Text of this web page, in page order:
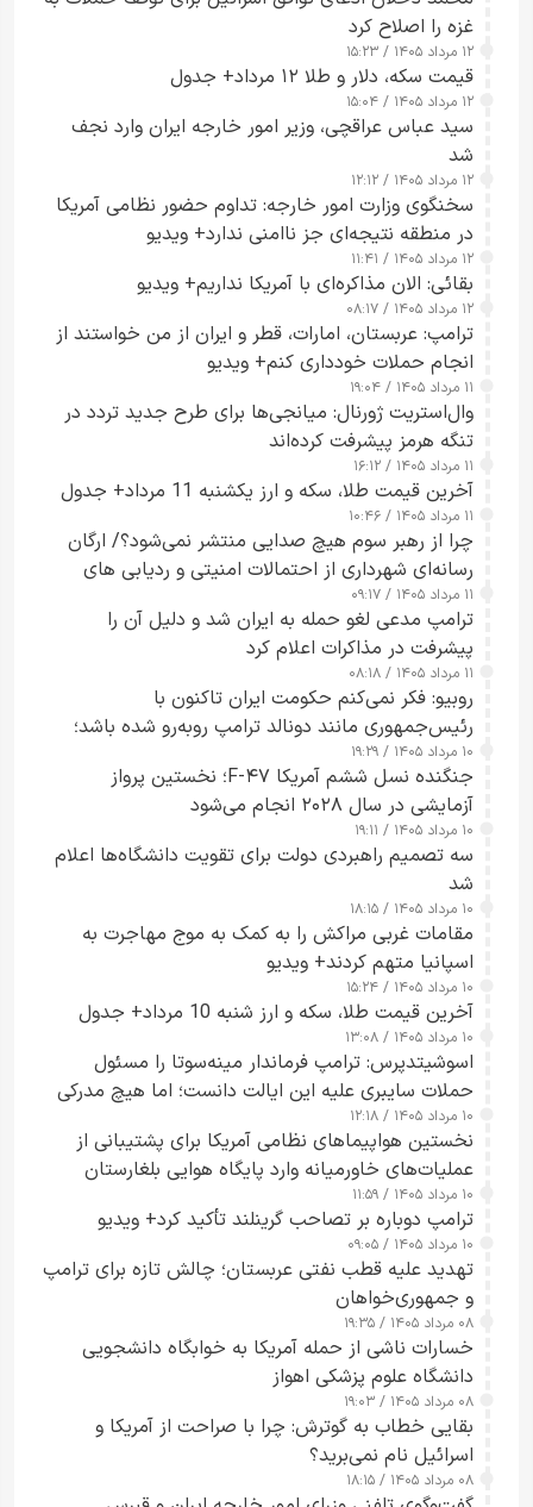
غزه را اصلاح کرد
۱۲ مرداد ۱۴۰۵ / ۱۵:۲۳
قیمت سکه، دلار و طلا ۱۲ مرداد+ جدول
۱۲ مرداد ۱۴۰۵ / ۱۵:۰۴
سید عباس عراقچی، وزیر امور خارجه ایران وارد نجف
شد
۱۲ مرداد ۱۴۰۵ / ۱۲:۱۲
سخنگوی وزارت امور خارجه: تداوم حضور نظامی آمریکا
در منطقه نتیجه‌ای جز ناامنی ندارد+ ویدیو
۱۲ مرداد ۱۴۰۵ / ۱۱:۴۱
بقائی: الان مذاکره‌ای با آمریکا نداریم+ ویدیو
۱۲ مرداد ۱۴۰۵ / ۰۸:۱۷
ترامپ: عربستان، امارات، قطر و ایران از من خواستند از
انجام حملات خودداری کنم+ ویدیو
۱۱ مرداد ۱۴۰۵ / ۱۹:۰۴
وال‌استریت ژورنال: میانجی‌ها برای طرح جدید تردد در
تنگه هرمز پیشرفت کرده‌اند
۱۱ مرداد ۱۴۰۵ / ۱۶:۱۲
آخرین قیمت طلا، سکه و ارز یکشنبه 11 مرداد+ جدول
۱۱ مرداد ۱۴۰۵ / ۱۰:۴۶
چرا از رهبر سوم هیچ صدایی منتشر نمی‌شود؟/ ارگان
رسانه‌ای شهرداری از احتمالات امنیتی و ردیابی های
جاسوسی گفت
۱۱ مرداد ۱۴۰۵ / ۰۹:۱۷
ترامپ مدعی لغو حمله به ایران شد و دلیل آن را
پیشرفت در مذاکرات اعلام کرد
۱۱ مرداد ۱۴۰۵ / ۰۸:۱۸
روبیو: فکر نمی‌کنم حکومت ایران تاکنون با
رئیس‌جمهوری مانند دونالد ترامپ روبه‌رو شده باشد؛
کسی که واقعاً دست به اقدام می‌زند
۱۰ مرداد ۱۴۰۵ / ۱۹:۲۹
جنگنده نسل ششم آمریکا F-۴۷؛ نخستین پرواز
آزمایشی در سال ۲۰۲۸ انجام می‌شود
۱۰ مرداد ۱۴۰۵ / ۱۹:۱۱
سه تصمیم راهبردی دولت برای تقویت دانشگاه‌ها اعلام
شد
۱۰ مرداد ۱۴۰۵ / ۱۸:۱۵
مقامات غربی مراکش را به کمک به موج مهاجرت به
اسپانیا متهم کردند+ ویدیو
۱۰ مرداد ۱۴۰۵ / ۱۵:۲۴
آخرین قیمت طلا، سکه و ارز شنبه 10 مرداد+ جدول
۱۰ مرداد ۱۴۰۵ / ۱۳:۰۸
اسوشیتدپرس: ترامپ فرماندار مینه‌سوتا را مسئول
حملات سایبری علیه این ایالت دانست؛ اما هیچ مدرکی
ارائه نکرد
۱۰ مرداد ۱۴۰۵ / ۱۲:۱۸
نخستین هواپیماهای نظامی آمریکا برای پشتیبانی از
عملیات‌های خاورمیانه وارد پایگاه هوایی بلغارستان
شدند
۱۰ مرداد ۱۴۰۵ / ۱۱:۵۹
ترامپ دوباره بر تصاحب گرینلند تأکید کرد+ ویدیو
۱۰ مرداد ۱۴۰۵ / ۰۹:۰۵
تهدید علیه قطب نفتی عربستان؛ چالش تازه برای ترامپ
و جمهوری‌خواهان
۰۸ مرداد ۱۴۰۵ / ۱۹:۳۵
خسارات ناشی از حمله آمریکا به خوابگاه دانشجویی
دانشگاه علوم پزشکی اهواز
۰۸ مرداد ۱۴۰۵ / ۱۹:۰۳
بقایی خطاب به گوترش: چرا با صراحت از آمریکا و
اسرائیل نام نمی‌برید؟
۰۸ مرداد ۱۴۰۵ / ۱۸:۱۵